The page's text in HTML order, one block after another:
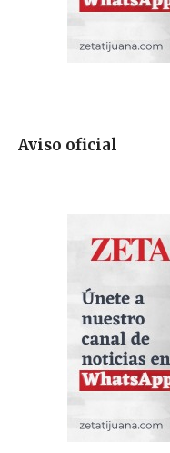
Aviso oficial